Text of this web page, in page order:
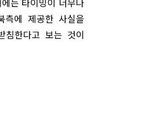
에 제공한 사실을
한다고 보는 것이